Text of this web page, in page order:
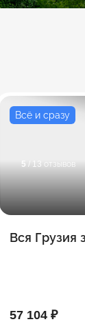
Всё и сразу
5 / 13 отзывов
Вся Грузия
57 104 ₽